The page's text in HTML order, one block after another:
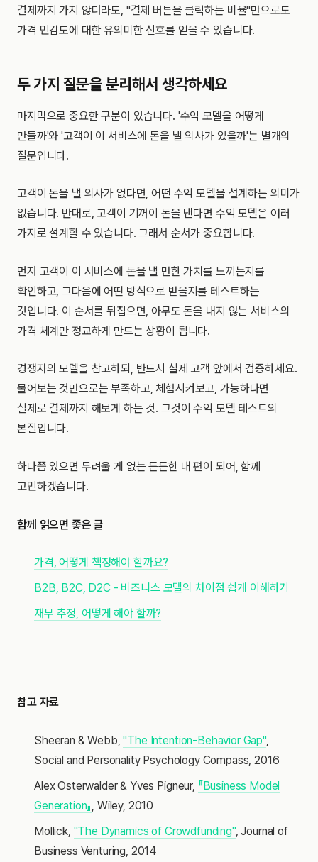
결제까지 가지 않더라도, "결제 버튼을 클릭하는 비율"만으로도
가격 민감도에 대한 유의미한 신호를 얻을 수 있습니다.
두 가지 질문을 분리해서 생각하세요
마지막으로 중요한 구분이 있습니다. '수익 모델을 어떻게
만들까'와 '고객이 이 서비스에 돈을 낼 의사가 있을까'는 별개의
질문입니다.
고객이 돈을 낼 의사가 없다면, 어떤 수익 모델을 설계하든 의미가
없습니다. 반대로, 고객이 기꺼이 돈을 낸다면 수익 모델은 여러
가지로 설계할 수 있습니다. 그래서 순서가 중요합니다.
먼저 고객이 이 서비스에 돈을 낼 만한 가치를 느끼는지를
확인하고, 그다음에 어떤 방식으로 받을지를 테스트하는
것입니다. 이 순서를 뒤집으면, 아무도 돈을 내지 않는 서비스의
가격 체계만 정교하게 만드는 상황이 됩니다.
경쟁자의 모델을 참고하되, 반드시 실제 고객 앞에서 검증하세요.
물어보는 것만으로는 부족하고, 체험시켜보고, 가능하다면
실제로 결제까지 해보게 하는 것. 그것이 수익 모델 테스트의
본질입니다.
하나쯤 있으면 두려울 게 없는 든든한 내 편이 되어, 함께
고민하겠습니다.
함께 읽으면 좋은 글
가격, 어떻게 책정해야 할까요?
B2B, B2C, D2C - 비즈니스 모델의 차이점 쉽게 이해하기
재무 추정, 어떻게 해야 할까?
참고 자료
Sheeran & Webb,"The Intention-Behavior Gap",
Social and Personality Psychology Compass, 2016
Alex Osterwalder & Yves Pigneur, 『Business Model
Generation』 , Wiley, 2010
Mollick, "The Dynamics of Crowdfunding", Journal of
Business Venturing, 2014